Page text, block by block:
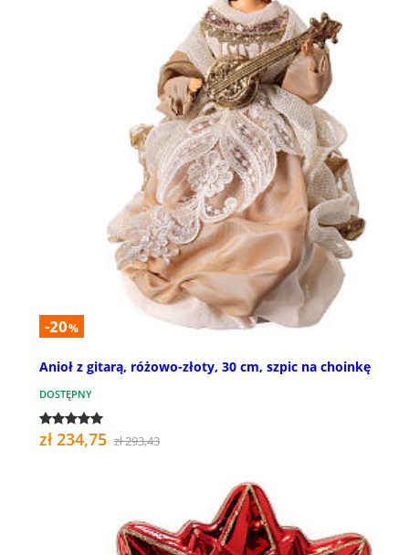
-20%
Anioł z gitarą, różowo-złoty, 30 cm, szpic na choinkę
DOSTĘPNY
zł 234,75 zł 293,43